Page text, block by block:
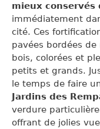
mieux conservés
immédiatement
cité. Ces
pavées bordées
bois, colorées et
petits et grands.
le temps de faire
Jardins des
verdure
offrant de jolies